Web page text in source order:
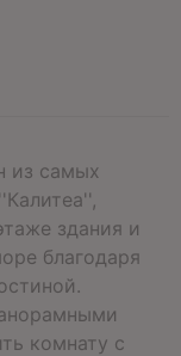
из самых
здания и
благодаря
комнату с